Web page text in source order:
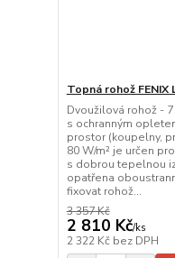
Topná rohož FENIX
Dvoužilová rohož -
s ochranným
prostor (koupelny,
80 W/m² je určen
s dobrou tepelnou
opatřena
fixovat rohož...
3 357 Kč
2 810 Kč/ks
2 322 Kč bez DPH